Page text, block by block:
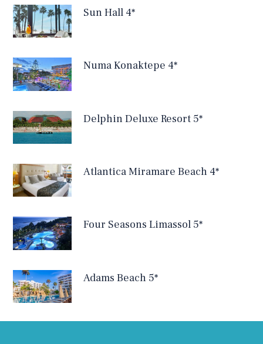
Sun Hall 4*
Numa Konaktepe 4*
Delphin Deluxe Resort 5*
Atlantica Miramare Beach 4*
Four Seasons Limassol 5*
Adams Beach 5*